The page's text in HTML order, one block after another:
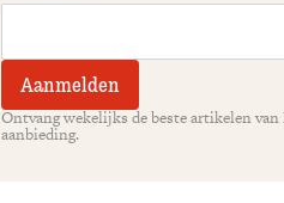
Ontvang wekelijks de beste artikelen
aanbieding.